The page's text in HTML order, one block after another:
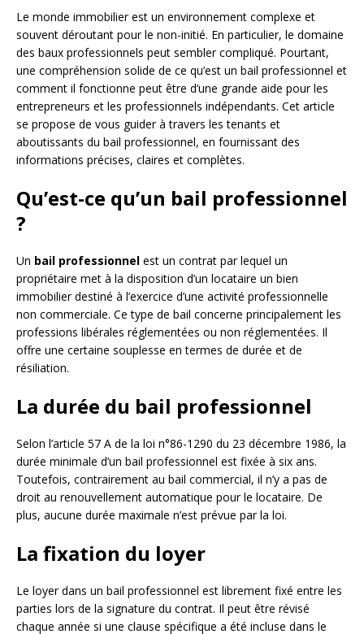
Le monde immobilier est un environnement complexe et
souvent déroutant pour le non-initié. En particulier, le domaine
des baux professionnels peut sembler compliqué. Pourtant,
une compréhension solide de ce qu’est un bail professionnel et
comment il fonctionne peut être d’une grande aide pour les
entrepreneurs et les professionnels indépendants. Cet article
se propose de vous guider à travers les tenants et
aboutissants du bail professionnel, en fournissant des
informations précises, claires et complètes.
Qu’est-ce qu’un bail professionnel
?
Un bail professionnel est un contrat par lequel un
propriétaire met à la disposition d’un locataire un bien
immobilier destiné à l’exercice d’une activité professionnelle
non commerciale. Ce type de bail concerne principalement les
professions libérales réglementées ou non réglementées. Il
offre une certaine souplesse en termes de durée et de
résiliation.
La durée du bail professionnel
Selon l’article 57 A de la loi n°86-1290 du 23 décembre 1986, la
durée minimale d’un bail professionnel est fixée à six ans.
Toutefois, contrairement au bail commercial, il n’y a pas de
droit au renouvellement automatique pour le locataire. De
plus, aucune durée maximale n’est prévue par la loi.
La fixation du loyer
Le loyer dans un bail professionnel est librement fixé entre les
parties lors de la signature du contrat. Il peut être révisé
chaque année si une clause spécifique a été incluse dans le